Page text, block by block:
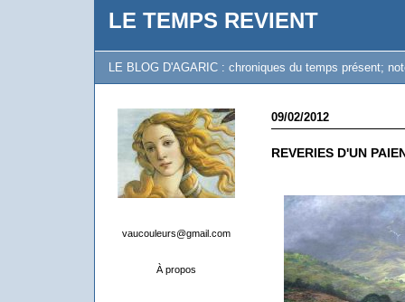
LE TEMPS REVIENT
LE BLOG D'AGARIC : chroniques du temps présent;
vaucouleurs@gmail.com
À propos
09/02/2012
REVERIES D'UN